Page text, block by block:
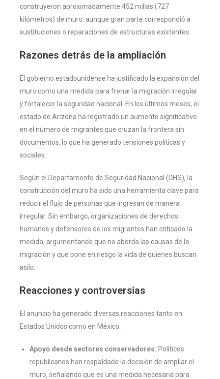
construyeron aproximadamente 452 millas (727
kilómetros) de muro, aunque gran parte correspondió a
sustituciones o reparaciones de estructuras existentes.
Razones detrás de la ampliación
El gobierno estadounidense ha justificado la expansión del
muro como una medida para frenar la migración irregular
y fortalecer la seguridad nacional. En los últimos meses, el
estado de Arizona ha registrado un aumento significativo
en el número de migrantes que cruzan la frontera sin
documentos, lo que ha generado tensiones políticas y
sociales.
Según el Departamento de Seguridad Nacional (DHS), la
construcción del muro ha sido una herramienta clave para
reducir el flujo de personas que ingresan de manera
irregular. Sin embargo, organizaciones de derechos
humanos y defensores de los migrantes han criticado la
medida, argumentando que no aborda las causas de la
migración y que pone en riesgo la vida de quienes buscan
asilo.
Reacciones y controversias
El anuncio ha generado diversas reacciones tanto en
Estados Unidos como en México.
Apoyo desde sectores conservadores: Políticos
republicanos han respaldado la decisión de ampliar el
muro, señalando que es una medida necesaria para